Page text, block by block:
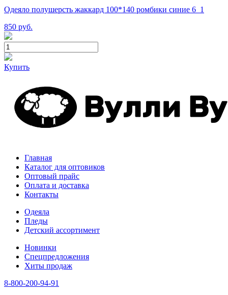
Одеяло полушерсть жаккард 100*140 ромбики синие 6_1
850 руб.
Купить
Главная
Каталог для оптовиков
Оптовый прайс
Оплата и доставка
Контакты
Одеяла
Пледы
Детский ассортимент
Новинки
Спецпредложения
Хиты продаж
8-800-200-94-91